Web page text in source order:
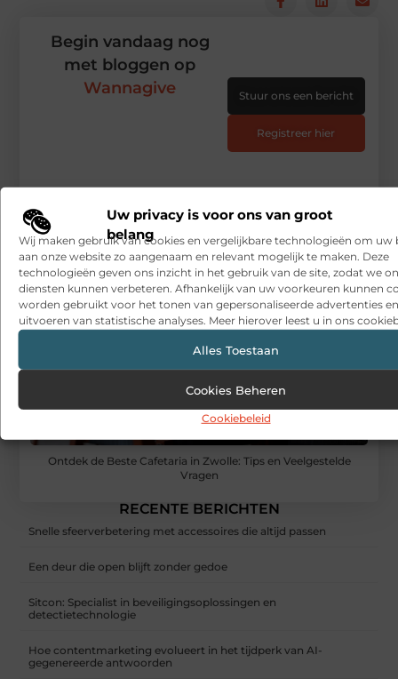
Uw privacy is voor ons van groot
belang
Wij maken gebruik van cookies en vergelijkbare technologieën om uw
aan onze website zo aangenaam en relevant mogelijk te maken. Deze
technologieën geven ons inzicht in het gebruik van de site, zodat we
diensten kunnen verbeteren. Afhankelijk van uw voorkeuren kunnen
worden gebruikt voor het tonen van gepersonaliseerde advertenties
uitvoeren van statistische analyses. Meer hierover leest u in ons
Alles Toestaan
Cookies Beheren
Cookiebeleid
Ontdek de Beste Cafetaria in Zwolle: Tips en Veelgestelde
Vragen
RECENTE BERICHTEN
Snelle sfeerverbetering met accessoires die altijd passen
Een deur die open blijft zonder gedoe
Sitcon: Specialist in beveiligingsoplossingen en
detectietechnologie
Hoe contentmarketing evolueert in het tijdperk van AI-
gegenereerde antwoorden
Begin vandaag nog
met bloggen op
Wannagive
Stuur ons een bericht
Registreer hier